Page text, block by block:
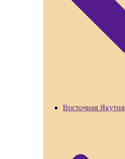
Восточная Якутия